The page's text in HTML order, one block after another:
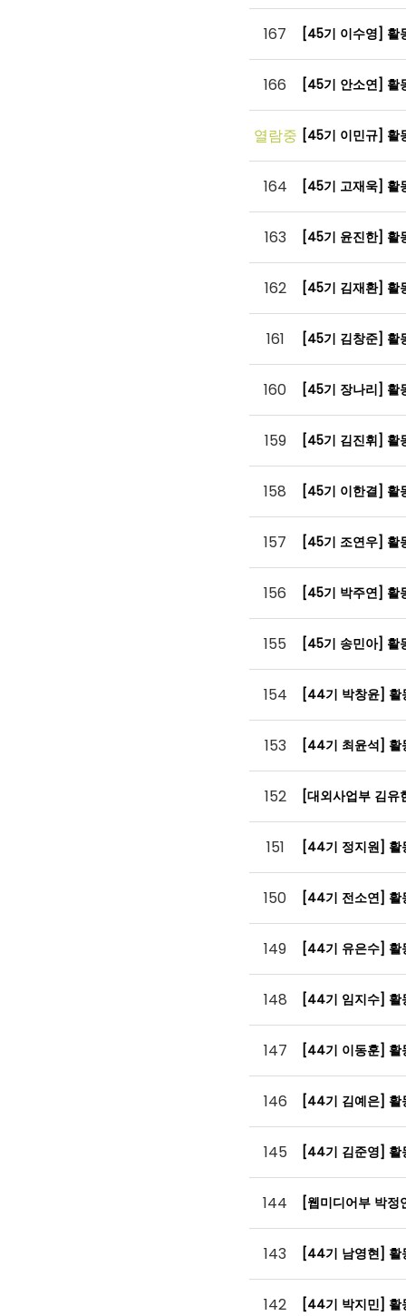
167 [45기 이수영] 활
166 [45기 안소연] 활
열람중 [45기 이민규] 활
164 [45기 고재욱] 활
163 [45기 윤진한] 활
162 [45기 김재환] 활
161 [45기 김창준] 활
160 [45기 장나리] 활
159 [45기 김진휘] 활
158 [45기 이한결] 활
157 [45기 조연우] 활
156 [45기 박주연] 활
155 [45기 송민아] 활
154 [44기 박창윤]
153 [44기 최윤석]
152 [대외사업부 김
151 [44기 정지원]
150 [44기 전소연]
149 [44기 유은수]
148 [44기 임지수]
147 [44기 이동훈]
146 [44기 김예은]
145 [44기 김준영]
144 [웹미디어부 박
143 [44기 남영현]
142 [44기 박지민]